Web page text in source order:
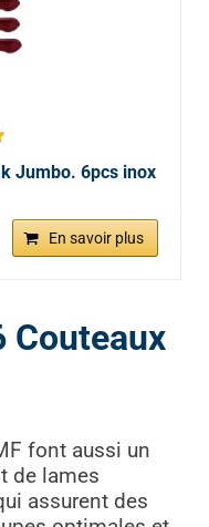
Jumbo. 6pcs inox
En savoir plus
Couteaux
font aussi un
de lames
assurent des